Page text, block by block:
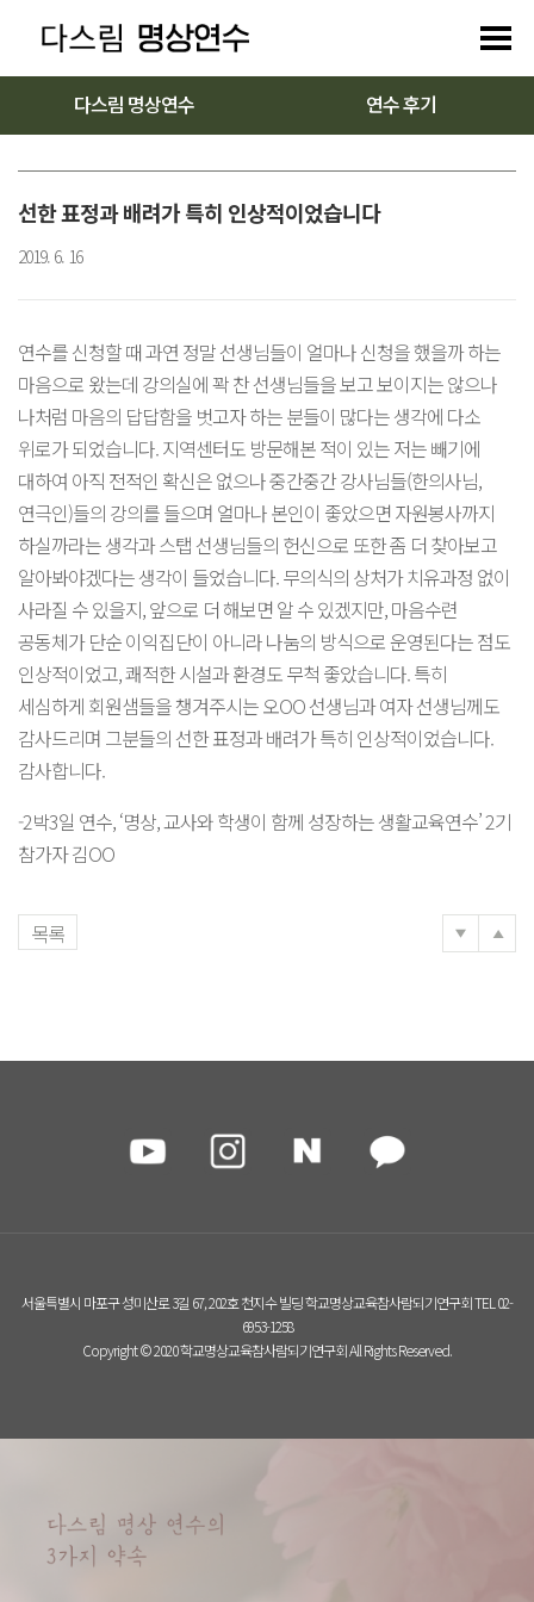
다스림 명상연수 연수 후기
선한 표정과 배려가 특히 인상적이었습니다
2019. 6. 16
연수를 신청할 때 과연 정말 선생님들이 얼마나 신청을 했을까 하는
마음으로 왔는데 강의실에 꽉 찬 선생님들을 보고 보이지는 않으나
나처럼 마음의 답답함을 벗고자 하는 분들이 많다는 생각에 다소
위로가 되었습니다. 지역센터도 방문해본 적이 있는 저는 빼기에
대하여 아직 전적인 확신은 없으나 중간중간 강사님들(한의사님,
연극인)들의 강의를 들으며 얼마나 본인이 좋았으면 자원봉사까지
하실까라는 생각과 스탭 선생님들의 헌신으로 또한 좀 더 찾아보고
알아봐야겠다는 생각이 들었습니다. 무의식의 상처가 치유과정 없이
사라질 수 있을지, 앞으로 더 해보면 알 수 있겠지만, 마음수련
공동체가 단순 이익집단이 아니라 나눔의 방식으로 운영된다는 점도
인상적이었고, 쾌적한 시설과 환경도 무척 좋았습니다. 특히
세심하게 회원샘들을 챙겨주시는 오OO 선생님과 여자 선생님께도
감사드리며 그분들의 선한 표정과 배려가 특히 인상적이었습니다.
감사합니다.
-2박3일 연수, ‘명상, 교사와 학생이 함께 성장하는 생활교육연수’ 2기
참가자 김OO
목록
서울특별시 마포구 성미산로 3길 67, 202호 천지수 빌딩 학교명상교육참사람되기연구회 TEL 02-
6953-1258
Copyright © 2020 학교명상교육참사람되기연구회 All Rights Reserved.